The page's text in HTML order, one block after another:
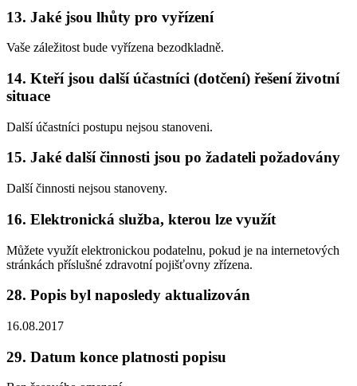
13. Jaké jsou lhůty pro vyřízení
Vaše záležitost bude vyřízena bezodkladně.
14. Kteří jsou další účastníci (dotčení) řešení životní
situace
Další účastníci postupu nejsou stanoveni.
15. Jaké další činnosti jsou po žadateli požadovány
Další činnosti nejsou stanoveny.
16. Elektronická služba, kterou lze využít
Můžete využít elektronickou podatelnu, pokud je na internetových
stránkách příslušné zdravotní pojišťovny zřízena.
28. Popis byl naposledy aktualizován
16.08.2017
29. Datum konce platnosti popisu